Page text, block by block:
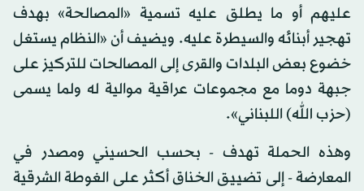
عليهم أو ما يطلق عليه تسمية «المصالحة» بهدف
تهجير أبنائه والسيطرة عليه. ويضيف أن «النظام يستغل
خضوع بعض البلدات والقرى إلى المصالحات للتركيز على
جبهة دوما مع مجموعات عراقية موالية له ولما يسمى
(حزب الله) اللبناني».
وهذه الحملة تهدف - بحسب الحسيني ومصدر في
المعارضة - إلى تضييق الخناق أكثر على الغوطة الشرقية